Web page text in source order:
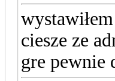
ciesze ze
gre pewnie